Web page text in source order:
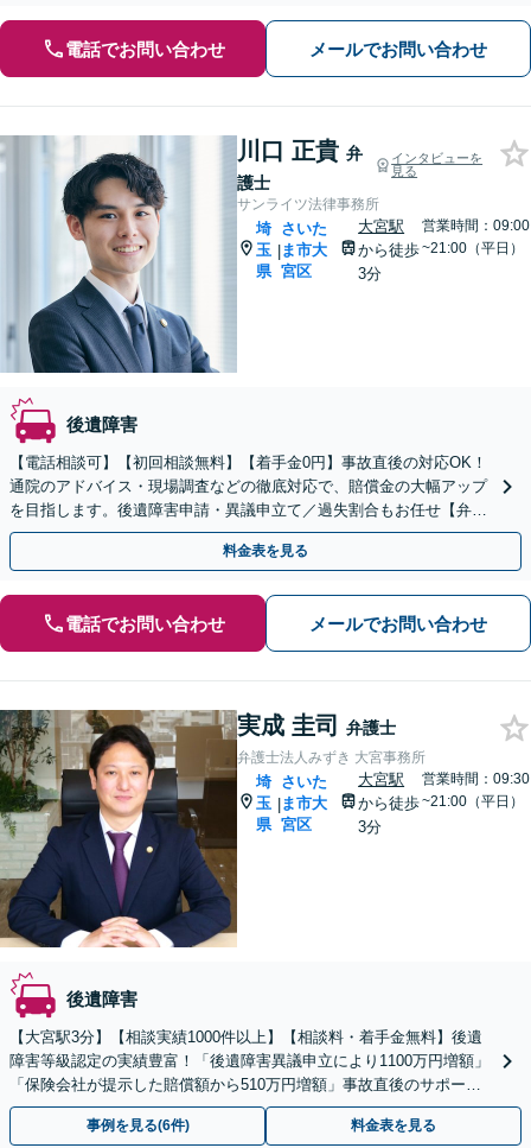
電話でお問い合わせ メールでお問い合わせ
川口 正貴 弁
護士
インタビューを
見る
サンライツ法律事務所
埼
玉
県
|
さいた
ま市大
宮区
大宮駅
から徒歩
3分
営業時間：09:00
~21:00（平日）
後遺障害
【電話相談可】【初回相談無料】【着手金0円】事故直後の対応OK！
通院のアドバイス・現場調査などの徹底対応で、賠償金の大幅アップ
を目指します。後遺障害申請・異議申立て／過失割合もお任せ【弁護
士特約利用可】【完全個室】【大宮駅3分】
料金表を見る
電話でお問い合わせ メールでお問い合わせ
実成 圭司 弁護士
弁護士法人みずき 大宮事務所
埼
玉
県
|
さいた
ま市大
宮区
大宮駅
から徒歩
3分
営業時間：09:30
~21:00（平日）
後遺障害
【大宮駅3分】【相談実績1000件以上】【相談料・着手金無料】後遺
障害等級認定の実績豊富！「後遺障害異議申立により1100万円増額」
「保険会社が提示した賠償額から510万円増額」事故直後のサポート
で早期解決へ【休日・夜間面談】【電話面談】
事例を見る(6件) 料金表を見る